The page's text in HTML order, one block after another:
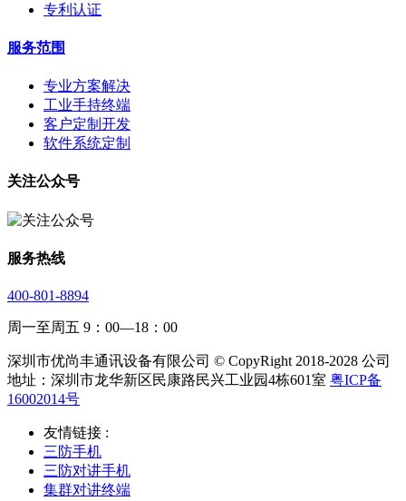
专利认证
服务范围
专业方案解决
工业手持终端
客户定制开发
软件系统定制
关注公众号
服务热线
400-801-8894
周一至周五 9：00—18：00
深圳市优尚丰通讯设备有限公司 © CopyRight 2018-2028 公司
地址：深圳市龙华新区民康路民兴工业园4栋601室 粤ICP备
16002014号
友情链接 :
三防手机
三防对讲手机
集群对讲终端